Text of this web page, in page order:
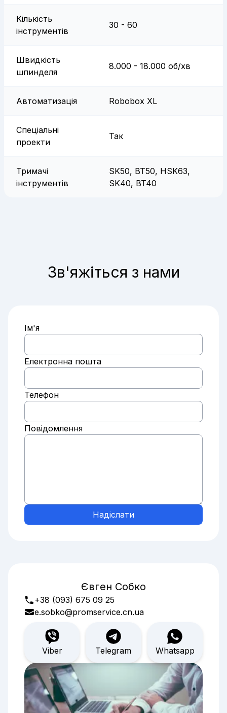
Кількість
інструментів
30 - 60
Швидкість
шпинделя
8.000 - 18.000 об/хв
Автоматизація Robobox XL
Спеціальні
проекти
Так
Тримачі
інструментів
SK50, BT50, HSK63,
SK40, BT40
Зв'яжіться з нами
Ім'я
Електронна пошта
Телефон
Повідомлення
Надіслати
Євген Собко
+38 (093) 675 09 25
e.sobko@promservice.cn.ua
Viber Telegram Whatsapp